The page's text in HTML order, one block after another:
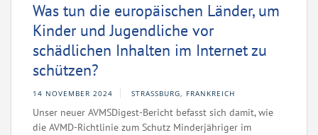
Was tun die europäischen Länder, um
Kinder und Jugendliche vor
schädlichen Inhalten im Internet zu
schützen?
14 NOVEMBER 2024 STRASSBURG, FRANKREICH
Unser neuer AVMSDigest-Bericht befasst sich damit, wie
die AVMD-Richtlinie zum Schutz Minderjähriger im